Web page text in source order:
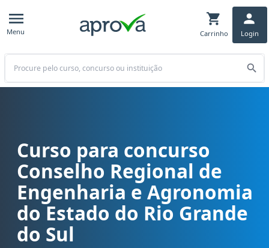
Menu Carrinho Login
Buscar
Curso para concurso CREA RS - Conselho Regional de
Curso para concurso
Conselho Regional de
Engenharia e Agronomia
do Estado do Rio Grande
do Sul